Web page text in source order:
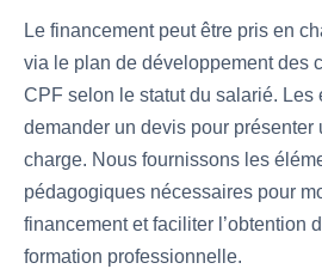
Le financement peut être pris en
via le plan de développement des
CPF selon le statut du salarié. Les
demander un devis pour présenter
charge. Nous fournissons les
pédagogiques nécessaires pour
financement et faciliter l’obtention
formation professionnelle.